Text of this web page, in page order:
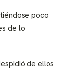
poco
de lo
de ellos